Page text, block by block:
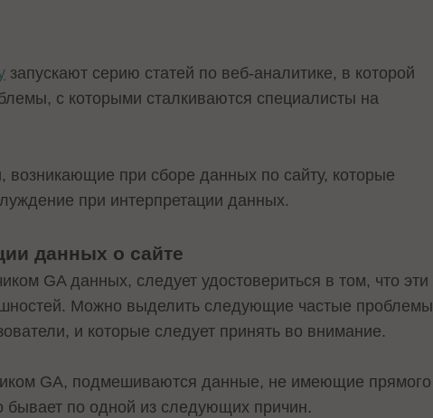
запускают серию статей по веб-аналитике, в которой
с которыми сталкиваются специалисты на
возникающие при сборе данных по сайту, которые
при интерпретации данных.
данных о сайте
GA данных, следует удостовериться в том, что эти
Можно выделить следующие частые проблемы
и которые следует принять во внимание.
GA, подмешиваются данные, не имеющие прямого
бывает по одной из следующих причин.